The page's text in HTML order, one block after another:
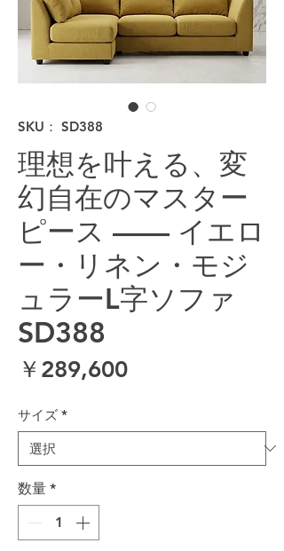
SKU： SD388
理想を叶える、変
幻自在のマスター
ピース —— イエロ
ー・リネン・モジ
ュラーL字ソファ
SD388
￥289,600価格
サイズ *
数量 *